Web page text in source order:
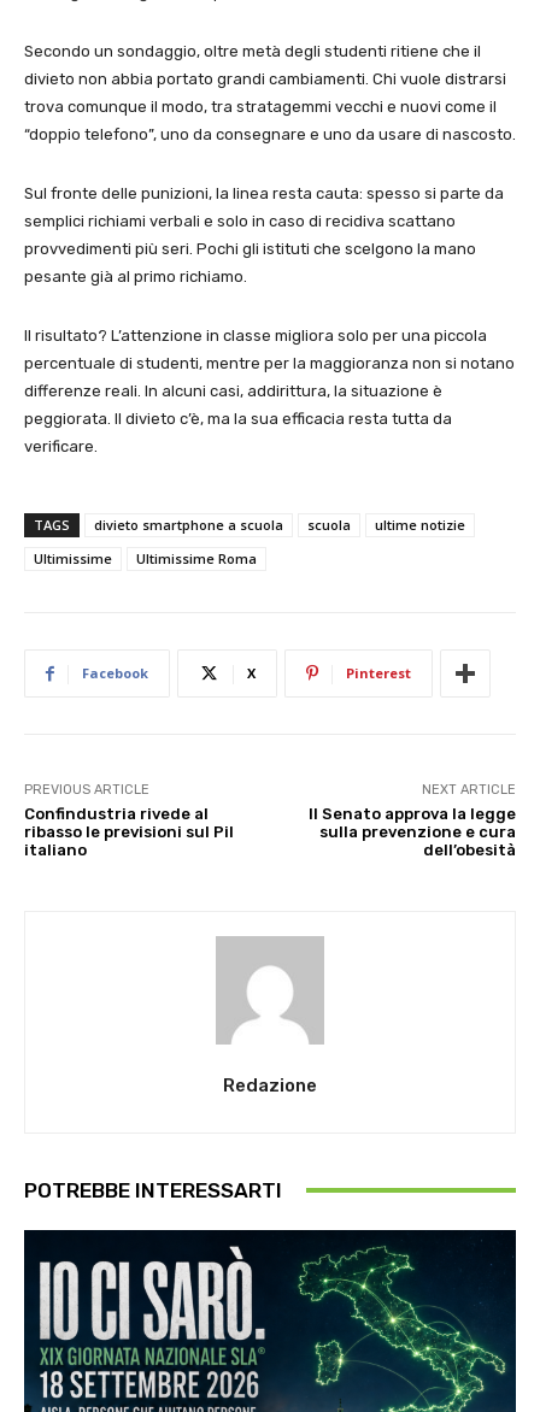
Secondo un sondaggio, oltre metà degli studenti ritiene che il
divieto non abbia portato grandi cambiamenti. Chi vuole distrarsi
trova comunque il modo, tra stratagemmi vecchi e nuovi come il
“doppio telefono”, uno da consegnare e uno da usare di nascosto.
Sul fronte delle punizioni, la linea resta cauta: spesso si parte da
semplici richiami verbali e solo in caso di recidiva scattano
provvedimenti più seri. Pochi gli istituti che scelgono la mano
pesante già al primo richiamo.
Il risultato? L’attenzione in classe migliora solo per una piccola
percentuale di studenti, mentre per la maggioranza non si notano
differenze reali. In alcuni casi, addirittura, la situazione è
peggiorata. Il divieto c’è, ma la sua efficacia resta tutta da
verificare.
TAGS divieto smartphone a scuola scuola
ultime notizie
Ultimissime
Ultimissime Roma
Facebook X Pinterest
PREVIOUS ARTICLE
Confindustria rivede al
ribasso le previsioni sul Pil
italiano
NEXT ARTICLE
Il Senato approva la legge
sulla prevenzione e cura
dell’obesità
Redazione
POTREBBE INTERESSARTI